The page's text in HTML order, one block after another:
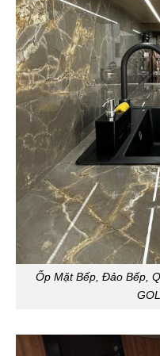
Ốp Mặt Bếp, Đảo Bếp,